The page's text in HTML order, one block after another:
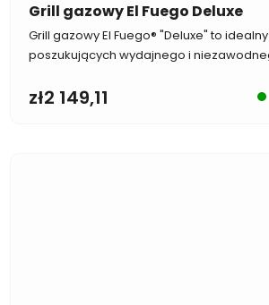
Grill gazowy El Fuego Deluxe
zł2 149,11
Grill gazowy El Fuego® "Deluxe" to
poszukujących wydajnego i